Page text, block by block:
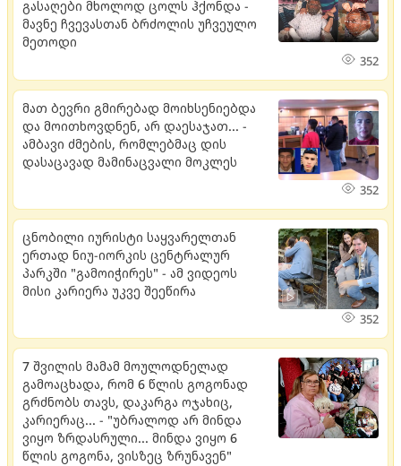
გასაღები მხოლოდ ცოლს ჰქონდა -
მავნე ჩვევასთან ბრძოლის უჩვეულო
მეთოდი
352
მათ ბევრი გმირებად მოიხსენიებდა
და მოითხოვდნენ, არ დაესაჯათ... -
ამბავი ძმების, რომლებმაც დის
დასაცავად მამინაცვალი მოკლეს
352
ცნობილი იურისტი საყვარელთან
ერთად ნიუ-იორკის ცენტრალურ
პარკში "გამოიჭირეს" - ამ ვიდეოს
მისი კარიერა უკვე შეეწირა
352
7 შვილის მამამ მოულოდნელად
გამოაცხადა, რომ 6 წლის გოგონად
გრძნობს თავს, დაკარგა ოჯახიც,
კარიერაც... - "უბრალოდ არ მინდა
ვიყო ზრდასრული... მინდა ვიყო 6
წლის გოგონა, ვისზეც ზრუნავენ"